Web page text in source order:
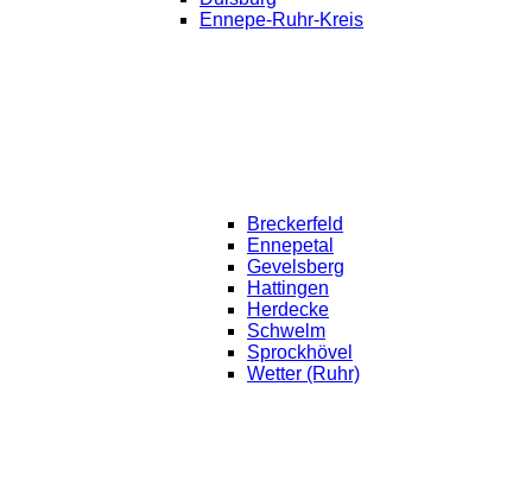
Ennepe-Ruhr-Kreis
Breckerfeld
Ennepetal
Gevelsberg
Hattingen
Herdecke
Schwelm
Sprockhövel
Wetter (Ruhr)